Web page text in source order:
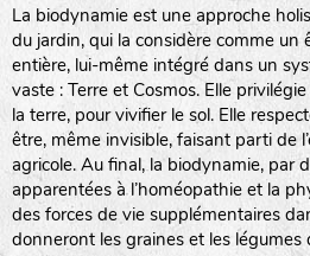
La biodynamie est une approche
du jardin, qui la considère comme un
entière, lui-même intégré dans un
vaste : Terre et Cosmos. Elle
la terre, pour vivifier le sol. Elle
être, même invisible, faisant parti de
agricole. Au final, la biodynamie, par
apparentées à l’homéopathie et la
des forces de vie supplémentaires
donneront les graines et les légumes
LA RÉFÉRENCE :F BEL20BPA1A (en
F : Fleurs.
Les autres catégories étant :
biodiversité